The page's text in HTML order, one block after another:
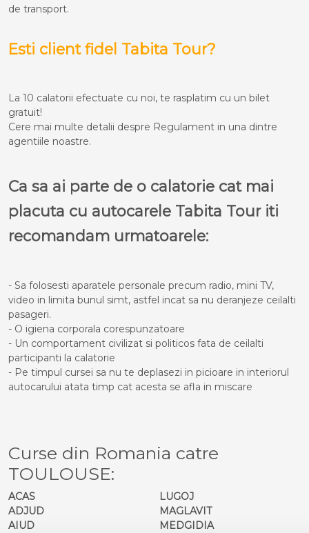
de transport.
Esti client fidel Tabita Tour?
La 10 calatorii efectuate cu noi, te rasplatim cu un bilet
gratuit!
Cere mai multe detalii despre Regulament in una dintre
agentiile noastre.
Ca sa ai parte de o calatorie cat mai
placuta cu autocarele Tabita Tour iti
recomandam urmatoarele:
- Sa folosesti aparatele personale precum radio, mini TV,
video in limita bunul simt, astfel incat sa nu deranjeze ceilalti
pasageri.
- O igiena corporala corespunzatoare
- Un comportament civilizat si politicos fata de ceilalti
participanti la calatorie
- Pe timpul cursei sa nu te deplasezi in picioare in interiorul
autocarului atata timp cat acesta se afla in miscare
Curse din Romania catre
TOULOUSE:
ACAS
ADJUD
AIUD
LUGOJ
MAGLAVIT
MEDGIDIA